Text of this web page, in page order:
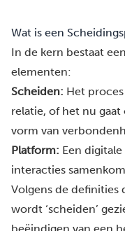
Wat is een
In de kern bestaat
elementen:
Scheiden: Het
relatie, of het nu
vorm van
Platform: Een
interacties
Volgens de definities
wordt ‘scheiden’